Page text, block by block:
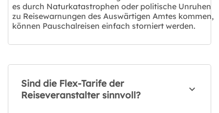
es durch Naturkatastrophen oder politische Unruhen
zu Reisewarnungen des Auswärtigen Amtes kommen,
können Pauschalreisen einfach storniert werden.
Sind die Flex-Tarife der
Reiseveranstalter sinnvoll?